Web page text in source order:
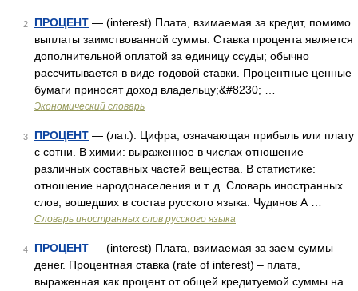
2 ПРОЦЕНТ — (interest) Плата, взимаемая за кредит, помимо
выплаты заимствованной суммы. Ставка процента является
дополнительной оплатой за единицу ссуды; обычно
рассчитывается в виде годовой ставки. Процентные ценные
бумаги приносят доход владельцу;&#8230; …
Экономический словарь
3 ПРОЦЕНТ — (лат.). Цифра, означающая прибыль или плату
с сотни. В химии: выраженное в числах отношение
различных составных частей вещества. В статистике:
отношение народонаселения и т. д. Словарь иностранных
слов, вошедших в состав русского языка. Чудинов А …
Словарь иностранных слов русского языка
4 ПРОЦЕНТ — (interest) Плата, взимаемая за заем суммы
денег. Процентная ставка (rate of interest) – плата,
выраженная как процент от общей кредитуемой суммы на